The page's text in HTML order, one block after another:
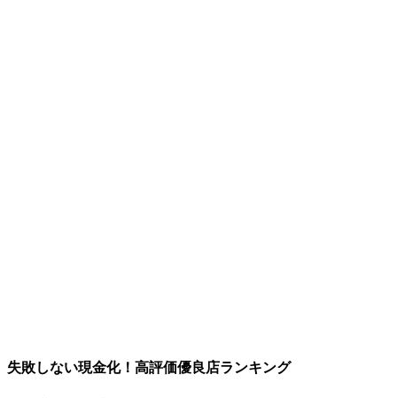
失敗しない現金化！高評価優良店ランキング